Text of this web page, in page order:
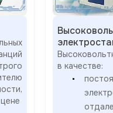
в качестве: